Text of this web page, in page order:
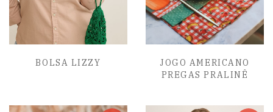
BOLSA LIZZY
JOGO AMERICANO
PREGAS PRALINÊ